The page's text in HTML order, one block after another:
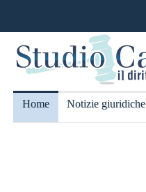
Home Notizie giuridiche